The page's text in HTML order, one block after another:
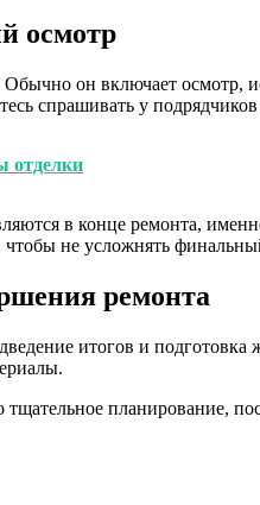
осмотр
он включает осмотр,
спрашивать у
отделки
в конце ремонта,
чтобы не усложнять
ремонта
итогов и
планирование,